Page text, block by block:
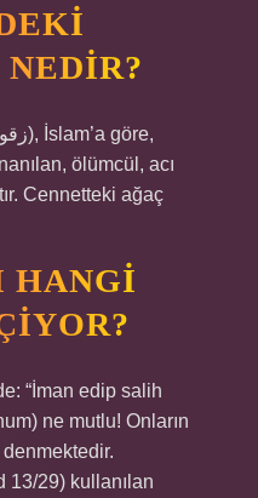
ölümcül, acı
Cennetteki ağaç
HANGI
“İman edip salih
ne mutlu! Onların
13/29) kullanılan